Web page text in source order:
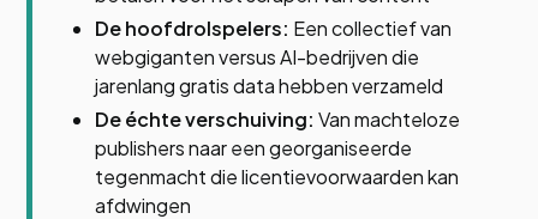
De hoofdrolspelers: Een collectief van
webgiganten versus AI-bedrijven die
jarenlang gratis data hebben verzameld
De échte verschuiving: Van machteloze
publishers naar een georganiseerde
tegenmacht die licentievoorwaarden kan
afdwingen